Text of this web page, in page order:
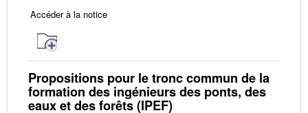
Accéder à la notice
Propositions pour le tronc commun de la
formation des ingénieurs des ponts, des
eaux et des forêts (IPEF)